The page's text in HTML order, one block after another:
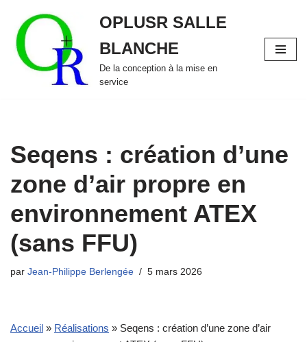
Aller
au
contenu
OPLUSR SALLE
BLANCHE
De la conception à la mise en
service
Seqens : création d’une
zone d’air propre en
environnement ATEX
(sans FFU)
par Jean-Philippe Berlengée 5 mars 2026
Accueil » Réalisations » Seqens : création d’une zone d’air